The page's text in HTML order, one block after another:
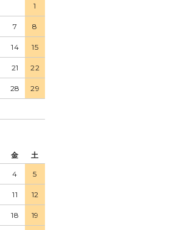
1
7 8
14 15
21 22
28 29
金 土
4 5
11 12
18 19